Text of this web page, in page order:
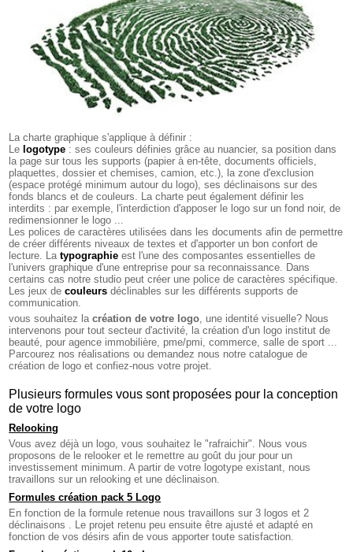
La charte graphique s'applique à définir :
Le logotype : ses couleurs définies grâce au nuancier, sa position dans
la page sur tous les supports (papier à en-tête, documents officiels,
plaquettes, dossier et chemises, camion, etc.), la zone d'exclusion
(espace protégé minimum autour du logo), ses déclinaisons sur des
fonds blancs et de couleurs. La charte peut également définir les
interdits : par exemple, l'interdiction d'apposer le logo sur un fond noir, de
redimensionner le logo ...
Les polices de caractères utilisées dans les documents afin de permettre
de créer différents niveaux de textes et d'apporter un bon confort de
lecture. Latypographie est l'une des composantes essentielles de
l'univers graphique d'une entreprise pour sa reconnaissance. Dans
certains cas notre studio peut créer une police de caractères spécifique.
Les jeux decouleurs déclinables sur les différents supports de
communication.
vous souhaitez lacréation de votre logo, une identité visuelle? Nous
intervenons pour tout secteur d'activité, la création d'un logo institut de
beauté, pour agence immobilière, pme/pmi, commerce, salle de sport ...
Parcourez nos réalisations ou demandez nous notre catalogue de
création de logo et confiez-nous votre projet.
Plusieurs formules vous sont proposées pour la conception
de votre logo
Relooking
Vous avez déjà un logo, vous souhaitez le "rafraichir". Nous vous
proposons de le relooker et le remettre au goût du jour pour un
investissement minimum. A partir de votre logotype existant, nous
travaillons sur un relooking et une déclinaison.
Formules création pack 5 Logo
En fonction de la formule retenue nous travaillons sur 3 logos et 2
déclinaisons . Le projet retenu peu ensuite être ajusté et adapté en
fonction de vos désirs afin de vous apporter toute satisfaction.